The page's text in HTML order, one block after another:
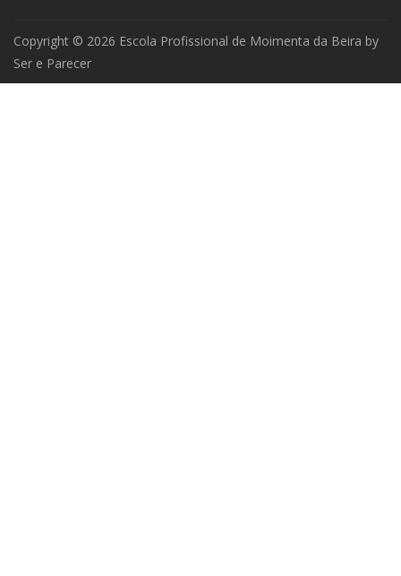
Copyright © 2026 Escola Profissional de Moimenta da Beira by
Ser e Parecer